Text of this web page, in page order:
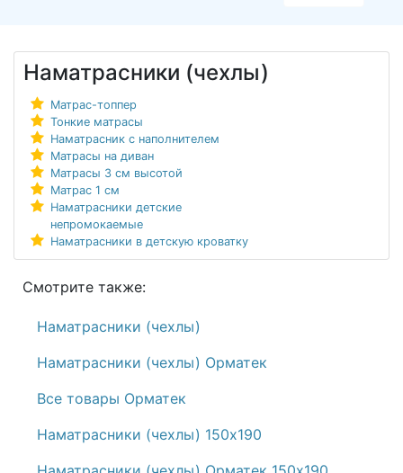
Наматрасники (чехлы)
Матрас-топпер
Тонкие матрасы
Наматрасник с наполнителем
Матрасы на диван
Матрасы 3 см высотой
Матрас 1 см
Наматрасники детские
непромокаемые
Наматрасники в детскую кроватку
Смотрите также:
Наматрасники (чехлы)
Наматрасники (чехлы) Орматек
Все товары Орматек
Наматрасники (чехлы) 150х190